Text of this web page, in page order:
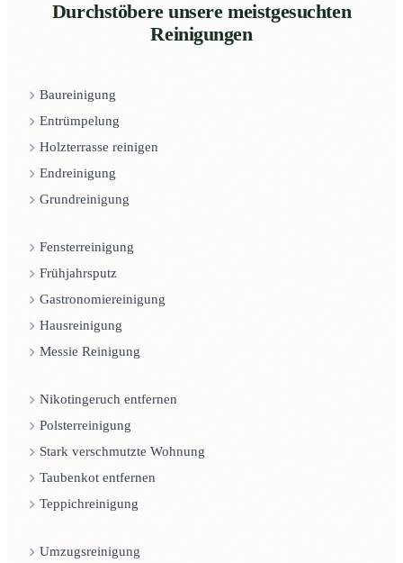
Durchstöbere unsere meistgesuchten
Reinigungen
Baureinigung
Entrümpelung
Holzterrasse reinigen
Endreinigung
Grundreinigung
Fensterreinigung
Frühjahrsputz
Gastronomiereinigung
Hausreinigung
Messie Reinigung
Nikotingeruch entfernen
Polsterreinigung
Stark verschmutzte Wohnung
Taubenkot entfernen
Teppichreinigung
Umzugsreinigung